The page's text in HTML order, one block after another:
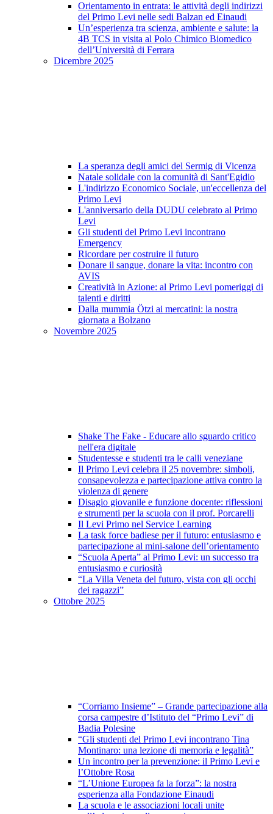
Orientamento in entrata: le attività degli indirizzi
del Primo Levi nelle sedi Balzan ed Einaudi
Un’esperienza tra scienza, ambiente e salute: la
4B TCS in visita al Polo Chimico Biomedico
dell’Università di Ferrara
Dicembre 2025
La speranza degli amici del Sermig di Vicenza
Natale solidale con la comunità di Sant'Egidio
L'indirizzo Economico Sociale, un'eccellenza del
Primo Levi
L'anniversario della DUDU celebrato al Primo
Levi
Gli studenti del Primo Levi incontrano
Emergency
Ricordare per costruire il futuro
Donare il sangue, donare la vita: incontro con
AVIS
Creatività in Azione: al Primo Levi pomeriggi di
talenti e diritti
Dalla mummia Ötzi ai mercatini: la nostra
giornata a Bolzano
Novembre 2025
Shake The Fake - Educare allo sguardo critico
nell'era digitale
Studentesse e studenti tra le calli veneziane
Il Primo Levi celebra il 25 novembre: simboli,
consapevolezza e partecipazione attiva contro la
violenza di genere
Disagio giovanile e funzione docente: riflessioni
e strumenti per la scuola con il prof. Porcarelli
Il Levi Primo nel Service Learning
La task force badiese per il futuro: entusiasmo e
partecipazione al mini-salone dell’orientamento
“Scuola Aperta” al Primo Levi: un successo tra
entusiasmo e curiosità
“La Villa Veneta del futuro, vista con gli occhi
dei ragazzi”
Ottobre 2025
“Corriamo Insieme” – Grande partecipazione alla
corsa campestre d’Istituto del “Primo Levi” di
Badia Polesine
“Gli studenti del Primo Levi incontrano Tina
Montinaro: una lezione di memoria e legalità”
Un incontro per la prevenzione: il Primo Levi e
l’Ottobre Rosa
“L’Unione Europea fa la forza”: la nostra
esperienza alla Fondazione Einaudi
La scuola e le associazioni locali unite